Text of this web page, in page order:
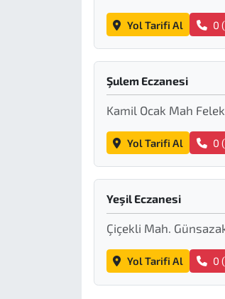
Yol Tarifi Al 0
Şulem Eczanesi
Kamil Ocak Mah
Yol Tarifi Al 0
Yeşil Eczanesi
Çiçekli Mah.
Yol Tarifi Al 0